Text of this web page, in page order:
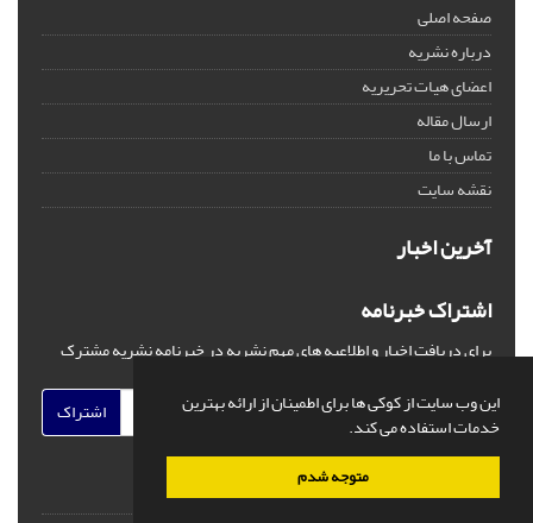
این وب سایت از کوکی ها برای اطمینان از ارائه بهترین
خدمات استفاده می کند.
متوجه شدم
صفحه اصلی
درباره نشریه
اعضای هیات تحریریه
ارسال مقاله
تماس با ما
نقشه سایت
آخرین اخبار
اشتراک خبرنامه
برای دریافت اخبار و اطلاعیه های مهم نشریه در خبرنامه نشریه مشترک
اشتراک